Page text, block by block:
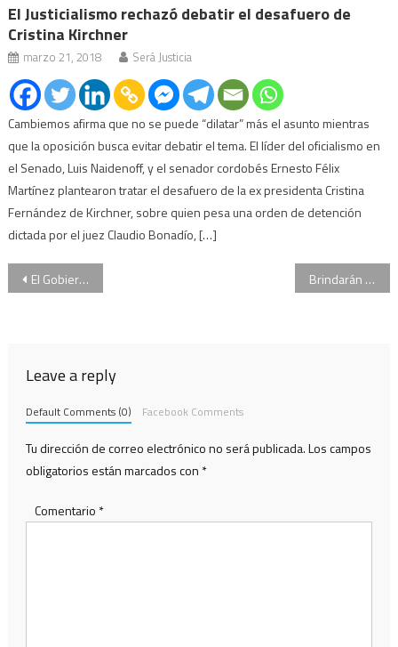
El Justicialismo rechazó debatir el desafuero de
Cristina Kirchner
marzo 21, 2018 Será Justicia
Cambiemos afirma que no se puede “dilatar” más el asunto mientras
que la oposición busca evitar debatir el tema. El líder del oficialismo en
el Senado, Luis Naidenoff, y el senador cordobés Ernesto Félix
Martínez plantearon tratar el desafuero de la ex presidenta Cristina
Fernández de Kirchner, sobre quien pesa una orden de detención
dictada por el juez Claudio Bonadío, […]
Navegación
El Gobierno presenta un proyecto para derogar los impuestos internos en las tarifas de los servicios públicos Brindarán asistencia jurídica gratuita en la Feria del Libro
Leave a reply
Default Comments (0) Facebook Comments
Tu dirección de correo electrónico no será publicada.Los campos
obligatorios están marcados con *
Comentario *